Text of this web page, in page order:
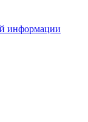
информации